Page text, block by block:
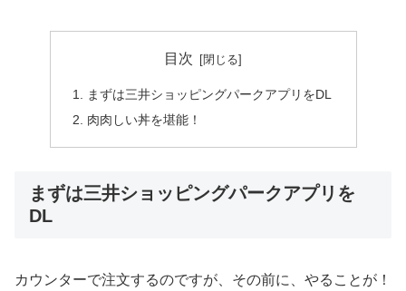
目次
まずは三井ショッピングパークアプリをDL
肉肉しい丼を堪能！
まずは三井ショッピングパークアプリを
DL
カウンターで注文するのですが、その前に、やることが！